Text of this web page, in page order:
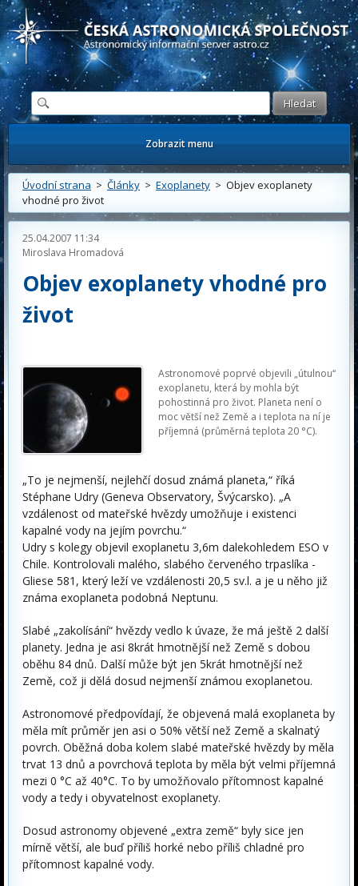
Česká astronomická společnost - Informační astronomický server
Zobrazit menu
Úvodní strana > Články > Exoplanety > Objev exoplanety
vhodné pro život
25.04.2007 11:34
Miroslava Hromadová
Objev exoplanety vhodné pro
život
Astronomové poprvé objevili „útulnou“
exoplanetu, která by mohla být
pohostinná pro život. Planeta není o
moc větší než Země a i teplota na ní je
příjemná (průměrná teplota 20 °C).
„To je nejmenší, nejlehčí dosud známá planeta,“ říká
Stéphane Udry (Geneva Observatory, Švýcarsko). „A
vzdálenost od mateřské hvězdy umožňuje i existenci
kapalné vody na jejím povrchu.“
Udry s kolegy objevil exoplanetu 3,6m dalekohledem ESO v
Chile. Kontrolovali malého, slabého červeného trpaslíka -
Gliese 581, který leží ve vzdálenosti 20,5 sv.l. a je u něho již
známa exoplaneta podobná Neptunu.
Slabé „zakolísání“ hvězdy vedlo k úvaze, že má ještě 2 další
planety. Jedna je asi 8krát hmotnější než Země s dobou
oběhu 84 dnů. Další může být jen 5krát hmotnější než
Země, což ji dělá dosud nejmenší známou exoplanetou.
Astronomové předpovídají, že objevená malá exoplaneta by
měla mít průměr jen asi o 50% větší než Země a skalnatý
povrch. Oběžná doba kolem slabé mateřské hvězdy by měla
trvat 13 dnů a povrchová teplota by měla být velmi příjemná
mezi 0 °C až 40°C. To by umožňovalo přítomnost kapalné
vody a tedy i obyvatelnost exoplanety.
Dosud astronomy objevené „extra země“ byly sice jen
mírně větší, ale buď příliš horké nebo příliš chladné pro
přítomnost kapalné vody.